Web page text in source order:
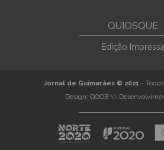
QUIOSQUE
Edição Impressa
Jornal de Guimarães © 2021 -
Design: QOOB\\